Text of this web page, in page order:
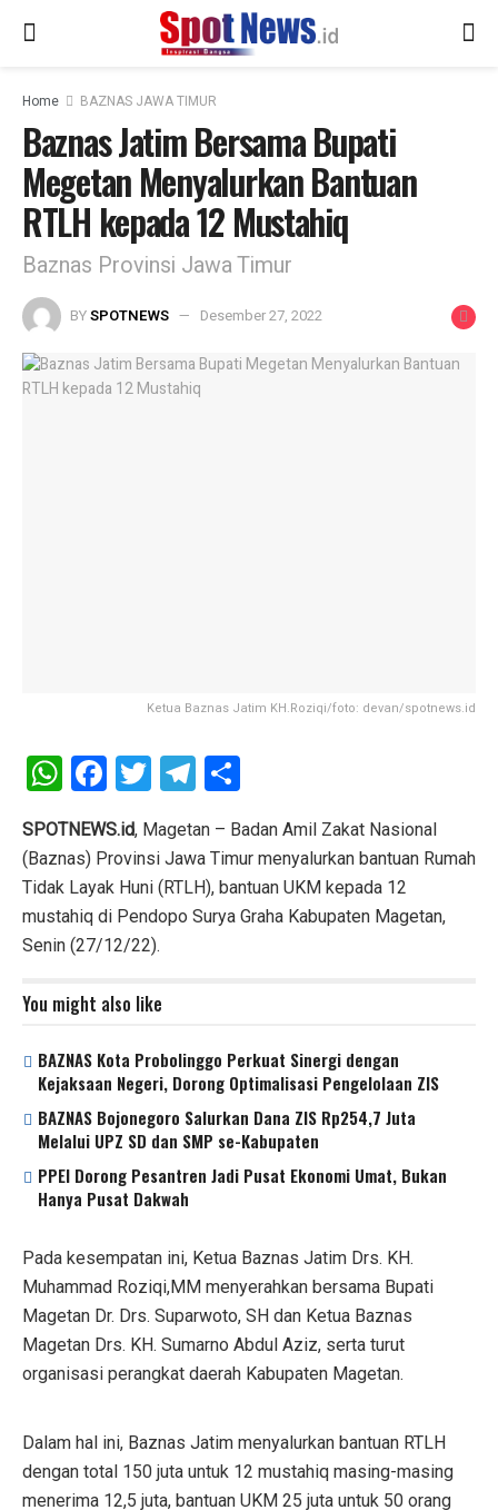
Home BAZNAS JAWA TIMUR
Baznas Jatim Bersama Bupati
Megetan Menyalurkan Bantuan
RTLH kepada 12 Mustahiq
Baznas Provinsi Jawa Timur
BYSPOTNEWS Desember 27, 2022
Ketua Baznas Jatim KH.Roziqi/foto: devan/spotnews.id
W
h
at
s
A
p
p
F
a
ce
b
o
o
k
T
wi
tt
er
T
el
e
gr
a
h
ar
e
SPOTNEWS.id, Magetan – Badan Amil Zakat Nasional
(Baznas) Provinsi Jawa Timur menyalurkan bantuan Rumah
Tidak Layak Huni (RTLH), bantuan UKM kepada 12
mustahiq di Pendopo Surya Graha Kabupaten Magetan,
Senin (27/12/22).
You might also like
BAZNAS Kota Probolinggo Perkuat Sinergi dengan
Kejaksaan Negeri, Dorong Optimalisasi Pengelolaan ZIS
BAZNAS Bojonegoro Salurkan Dana ZIS Rp254,7 Juta
Melalui UPZ SD dan SMP se-Kabupaten
PPEI Dorong Pesantren Jadi Pusat Ekonomi Umat, Bukan
Hanya Pusat Dakwah
Pada kesempatan ini, Ketua Baznas Jatim Drs. KH.
Muhammad Roziqi,MM menyerahkan bersama Bupati
Magetan Dr. Drs. Suparwoto, SH dan Ketua Baznas
Magetan Drs. KH. Sumarno Abdul Aziz, serta turut
organisasi perangkat daerah Kabupaten Magetan.
Dalam hal ini, Baznas Jatim menyalurkan bantuan RTLH
dengan total 150 juta untuk 12 mustahiq masing-masing
menerima 12,5 juta, bantuan UKM 25 juta untuk 50 orang